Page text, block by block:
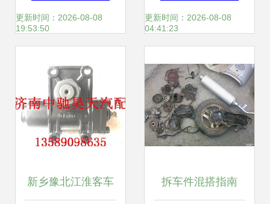
大安全
更新时间：2026-08-08
19:53:50
破
更新时间：2026-08-08
04:41:23
新乡豫北江淮客车 拆车件混搭指南